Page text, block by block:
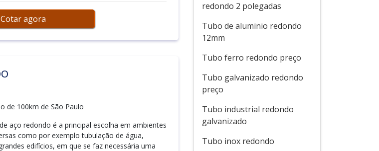
Cotar agora
de 100km de São Paulo
aço redondo é a principal escolha em ambientes
como por exemplo tubulação de água,
edifícios, em que se faz necessária uma
redondo 2 polegadas
Tubo de aluminio redondo
12mm
Tubo ferro redondo preço
Tubo galvanizado redondo
preço
Tubo industrial redondo
galvanizado
Tubo inox redondo